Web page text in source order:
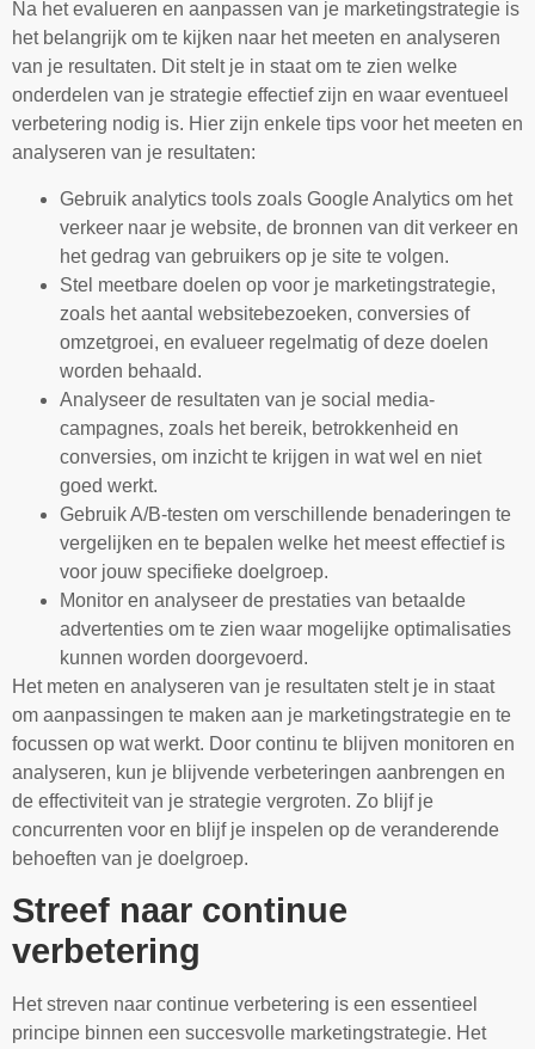
Na het evalueren en aanpassen van je marketingstrategie is
het belangrijk om te kijken naar het meeten en analyseren
van je resultaten. Dit stelt je in staat om te zien welke
onderdelen van je strategie effectief zijn en waar eventueel
verbetering nodig is. Hier zijn enkele tips voor het meeten en
analyseren van je resultaten:
Gebruik analytics tools zoals Google Analytics om het
verkeer naar je website, de bronnen van dit verkeer en
het gedrag van gebruikers op je site te volgen.
Stel meetbare doelen op voor je marketingstrategie,
zoals het aantal websitebezoeken, conversies of
omzetgroei, en evalueer regelmatig of deze doelen
worden behaald.
Analyseer de resultaten van je social media-
campagnes, zoals het bereik, betrokkenheid en
conversies, om inzicht te krijgen in wat wel en niet
goed werkt.
Gebruik A/B-testen om verschillende benaderingen te
vergelijken en te bepalen welke het meest effectief is
voor jouw specifieke doelgroep.
Monitor en analyseer de prestaties van betaalde
advertenties om te zien waar mogelijke optimalisaties
kunnen worden doorgevoerd.
Het meten en analyseren van je resultaten stelt je in staat
om aanpassingen te maken aan je marketingstrategie en te
focussen op wat werkt. Door continu te blijven monitoren en
analyseren, kun je blijvende verbeteringen aanbrengen en
de effectiviteit van je strategie vergroten. Zo blijf je
concurrenten voor en blijf je inspelen op de veranderende
behoeften van je doelgroep.
Streef naar continue
verbetering
Het streven naar continue verbetering is een essentieel
principe binnen een succesvolle marketingstrategie. Het